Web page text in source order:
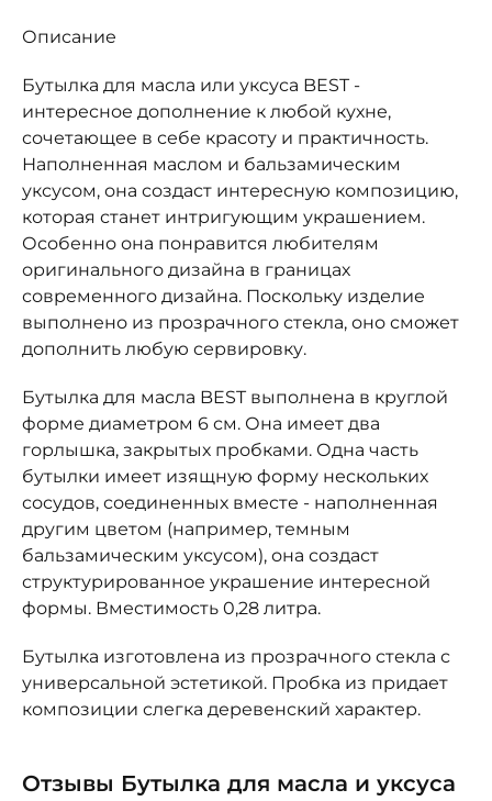
Описание
Бутылка для масла или уксуса BEST -
интересное дополнение к любой кухне,
сочетающее в себе красоту и практичность.
Наполненная маслом и бальзамическим
уксусом, она создаст интересную композицию,
которая станет интригующим украшением.
Особенно она понравится любителям
оригинального дизайна в границах
современного дизайна. Поскольку изделие
выполнено из прозрачного стекла, оно сможет
дополнить любую сервировку.
Бутылка для масла BEST выполнена в круглой
форме диаметром 6 см. Она имеет два
горлышка, закрытых пробками. Одна часть
бутылки имеет изящную форму нескольких
сосудов, соединенных вместе - наполненная
другим цветом (например, темным
бальзамическим уксусом), она создаст
структурированное украшение интересной
формы. Вместимость 0,28 литра.
Бутылка изготовлена из прозрачного стекла с
универсальной эстетикой. Пробка из придает
композиции слегка деревенский характер.
Отзывы Бутылка для масла и уксуса